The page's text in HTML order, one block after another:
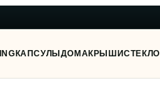
КАПСУЛЫ ДОМАКРЫШИСТЕКЛО